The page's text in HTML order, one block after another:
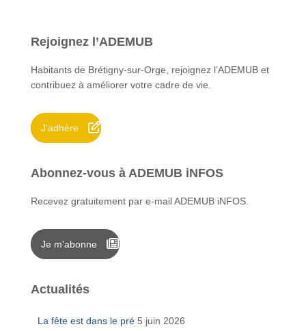
r
h
e
:
Rejoignez l’ADEMUB
Habitants de Brétigny-sur-Orge, rejoignez l’ADEMUB et
contribuez à améliorer votre cadre de vie.
J'adhère
Abonnez-vous à ADEMUB iNFOS
Recevez gratuitement par e-mail ADEMUB iNFOS.
Je m'abonne
Actualités
La fête est dans le pré 5 juin 2026